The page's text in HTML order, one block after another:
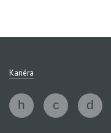
Kariéra